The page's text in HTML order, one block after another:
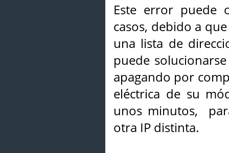
Este error puede
casos, debido a
una lista de
puede
apagando por
eléctrica de su
unos minutos,
otra IP distinta.